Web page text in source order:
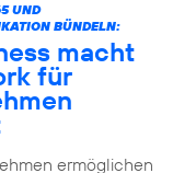
UND
BÜNDELN:
macht
für
ermöglichen